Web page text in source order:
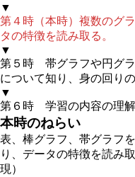
▼
第４時（本時）複数のグ
タの特徴を読み取る。
▼
第５時 帯グラフや円グ
について知り、身の回り
▼
第６時 学習の内容の理解
本時のねらい
表、棒グラフ、帯グラフ
り、データの特徴を読み
現）